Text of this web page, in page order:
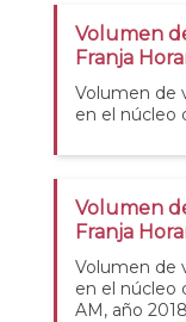
Volumen
Franja
Volumen de
en el núcleo
Volumen
Franja
Volumen de
en el núcleo
AM, año 2018